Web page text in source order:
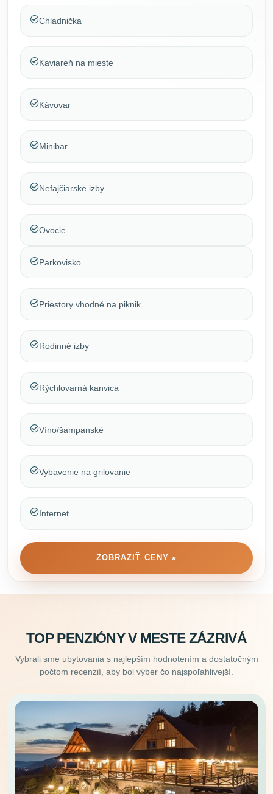
Chladnička
Kaviareň na mieste
Kávovar
Minibar
Nefajčiarske izby
Ovocie
Parkovisko
Priestory vhodné na piknik
Rodinné izby
Rýchlovarná kanvica
Víno/šampanské
Vybavenie na grilovanie
Internet
ZOBRAZIŤ CENY »
TOP PENZIÓNY V MESTE ZÁZRIVÁ
Vybrali sme ubytovania s najlepším hodnotením a dostatočným
počtom recenzií, aby bol výber čo najspoľahlivejší.